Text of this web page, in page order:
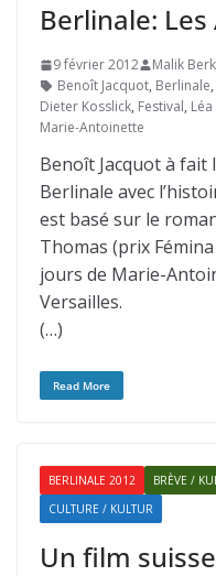
Berlinale:
9 février 2012 Malik
Benoît Jacquot, Berlinale,
Dieter Kosslick, Festival,
Marie-Antoinette
Benoît Jacquot à fait
Berlinale avec
est basé sur le
Thomas (prix
jours de Marie-
Versailles.
(…)
Read More
BERLINALE 2012 BRÈVE /
CULTURE / KULTUR
Un film